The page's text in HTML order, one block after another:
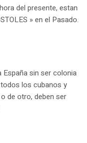
del presente, estan
» en el Pasado.
sin ser colonia
los cubanos y
de otro, deben ser